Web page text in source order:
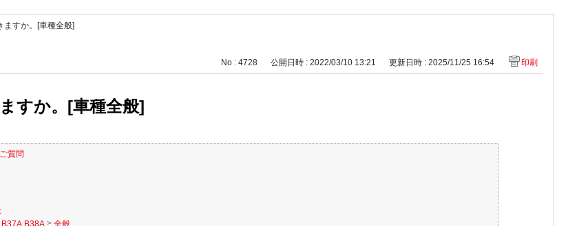
ますか。[車種全般]
No : 4728 公開日時 : 2022/03/10 13:21 更新日時 : 2025/11/25 16:54 印刷
すか。[車種全般]
質問
> 全般